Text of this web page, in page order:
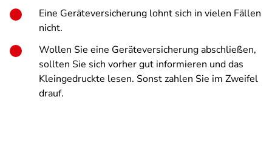
Eine Geräteversicherung lohnt sich in vielen Fällen
nicht.
Wollen Sie eine Geräteversicherung abschließen,
sollten Sie sich vorher gut informieren und das
Kleingedruckte lesen. Sonst zahlen Sie im Zweifel
drauf.